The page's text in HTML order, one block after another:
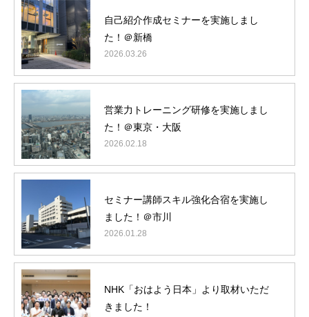
自己紹介作成セミナーを実施しまし
た！＠新橋
2026.03.26
営業力トレーニング研修を実施しまし
た！＠東京・大阪
2026.02.18
セミナー講師スキル強化合宿を実施し
ました！＠市川
2026.01.28
NHK「おはよう日本」より取材いただ
きました！
BLOG
プレセミナー